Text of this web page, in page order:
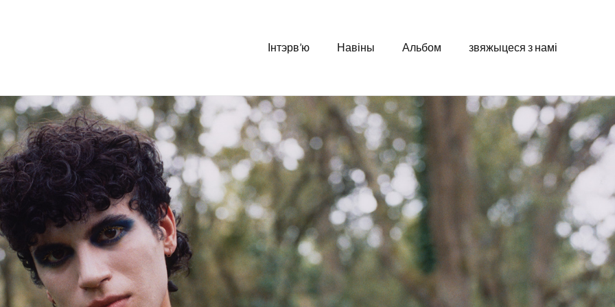
Інтэрв’ю Навіны Альбом звяжыцеся з намі